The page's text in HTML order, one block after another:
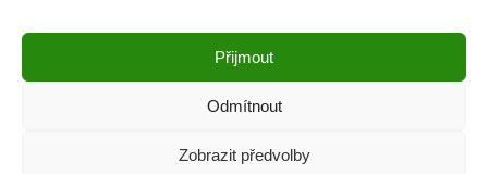
Přijmout
Odmítnout
Zobrazit předvolby
a přidružené subjekty (souhrnně „organizace Deloitte“). Společnost DTTL
(rovněž označovaná jako „Deloitte Global“) a každá z jejích členských
společností a jejich přidružených subjektů je samostatným a nezávislým
právním subjektem, který není oprávněn zavazovat nebo přijímat závazky
za jinou z těchto členských společností a jejich přidružených subjektů ve
pochybení, nikoli za jednání či pochybení jiných členských společností či